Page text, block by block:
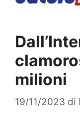
milioni
19/11/2023 di